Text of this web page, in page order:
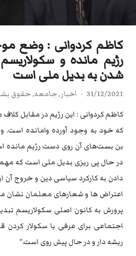
کاظم کردوانی : وضع
رژیم مانده و
شدن به بدیل ملی است
31/12/2021 اخبار,جامعه,حقوق
کاظم کردوانی : این رژیم در مقابل
که خود به وجود آورده وامانده
بن بست‌های آن روی دست رژیم مانده
در حال پی ریزی بدیل ملی است که
دادن به کارکرد سیاسی دین و خروج
اعتراض ها و شعارهای معلمان نشان
پرورش به کانون اصلی سکولاریسم
اجتماعی برای عرفی یا سکولار کردن
ریشه دار و در حال پیش روی است.”